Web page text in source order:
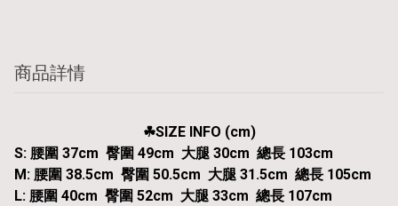
商品詳情
☘︎SIZE INFO (cm)
S: 腰圍 37cm 臀圍 49cm 大腿 30cm 總長 103cm
M: 腰圍 38.5cm 臀圍 50.5cm 大腿 31.5cm 總長 105cm
L: 腰圍 40cm 臀圍 52cm 大腿 33cm 總長 107cm